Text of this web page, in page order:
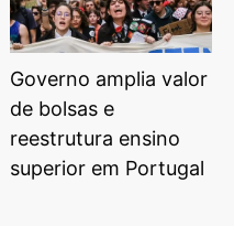
Governo amplia valor
de bolsas e
reestrutura ensino
superior em Portugal